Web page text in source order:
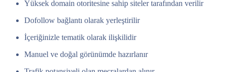
Yüksek domain otoritesine sahip siteler tarafından verilir
Dofollow bağlantı olarak yerleştirilir
İçeriğinizle tematik olarak ilişkilidir
Manuel ve doğal görünümde hazırlanır